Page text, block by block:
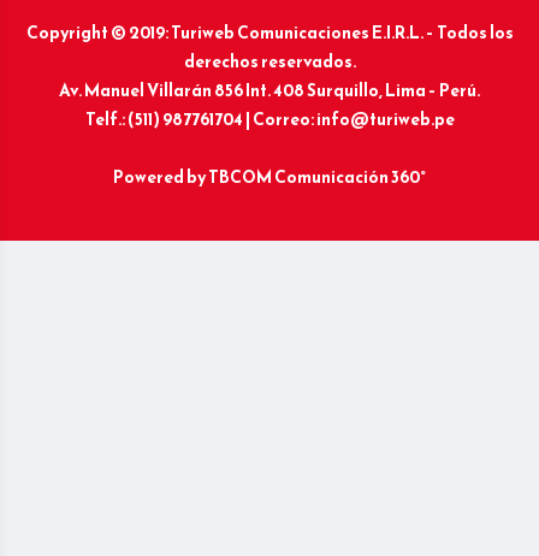
Copyright © 2019: Turiweb Comunicaciones E.I.R.L. – Todos los
derechos reservados.
Av. Manuel Villarán 856 Int. 408 Surquillo, Lima – Perú.
Telf.: (511) 987761704 | Correo: info@turiweb.pe
Powered byTBCOM Comunicación 360°